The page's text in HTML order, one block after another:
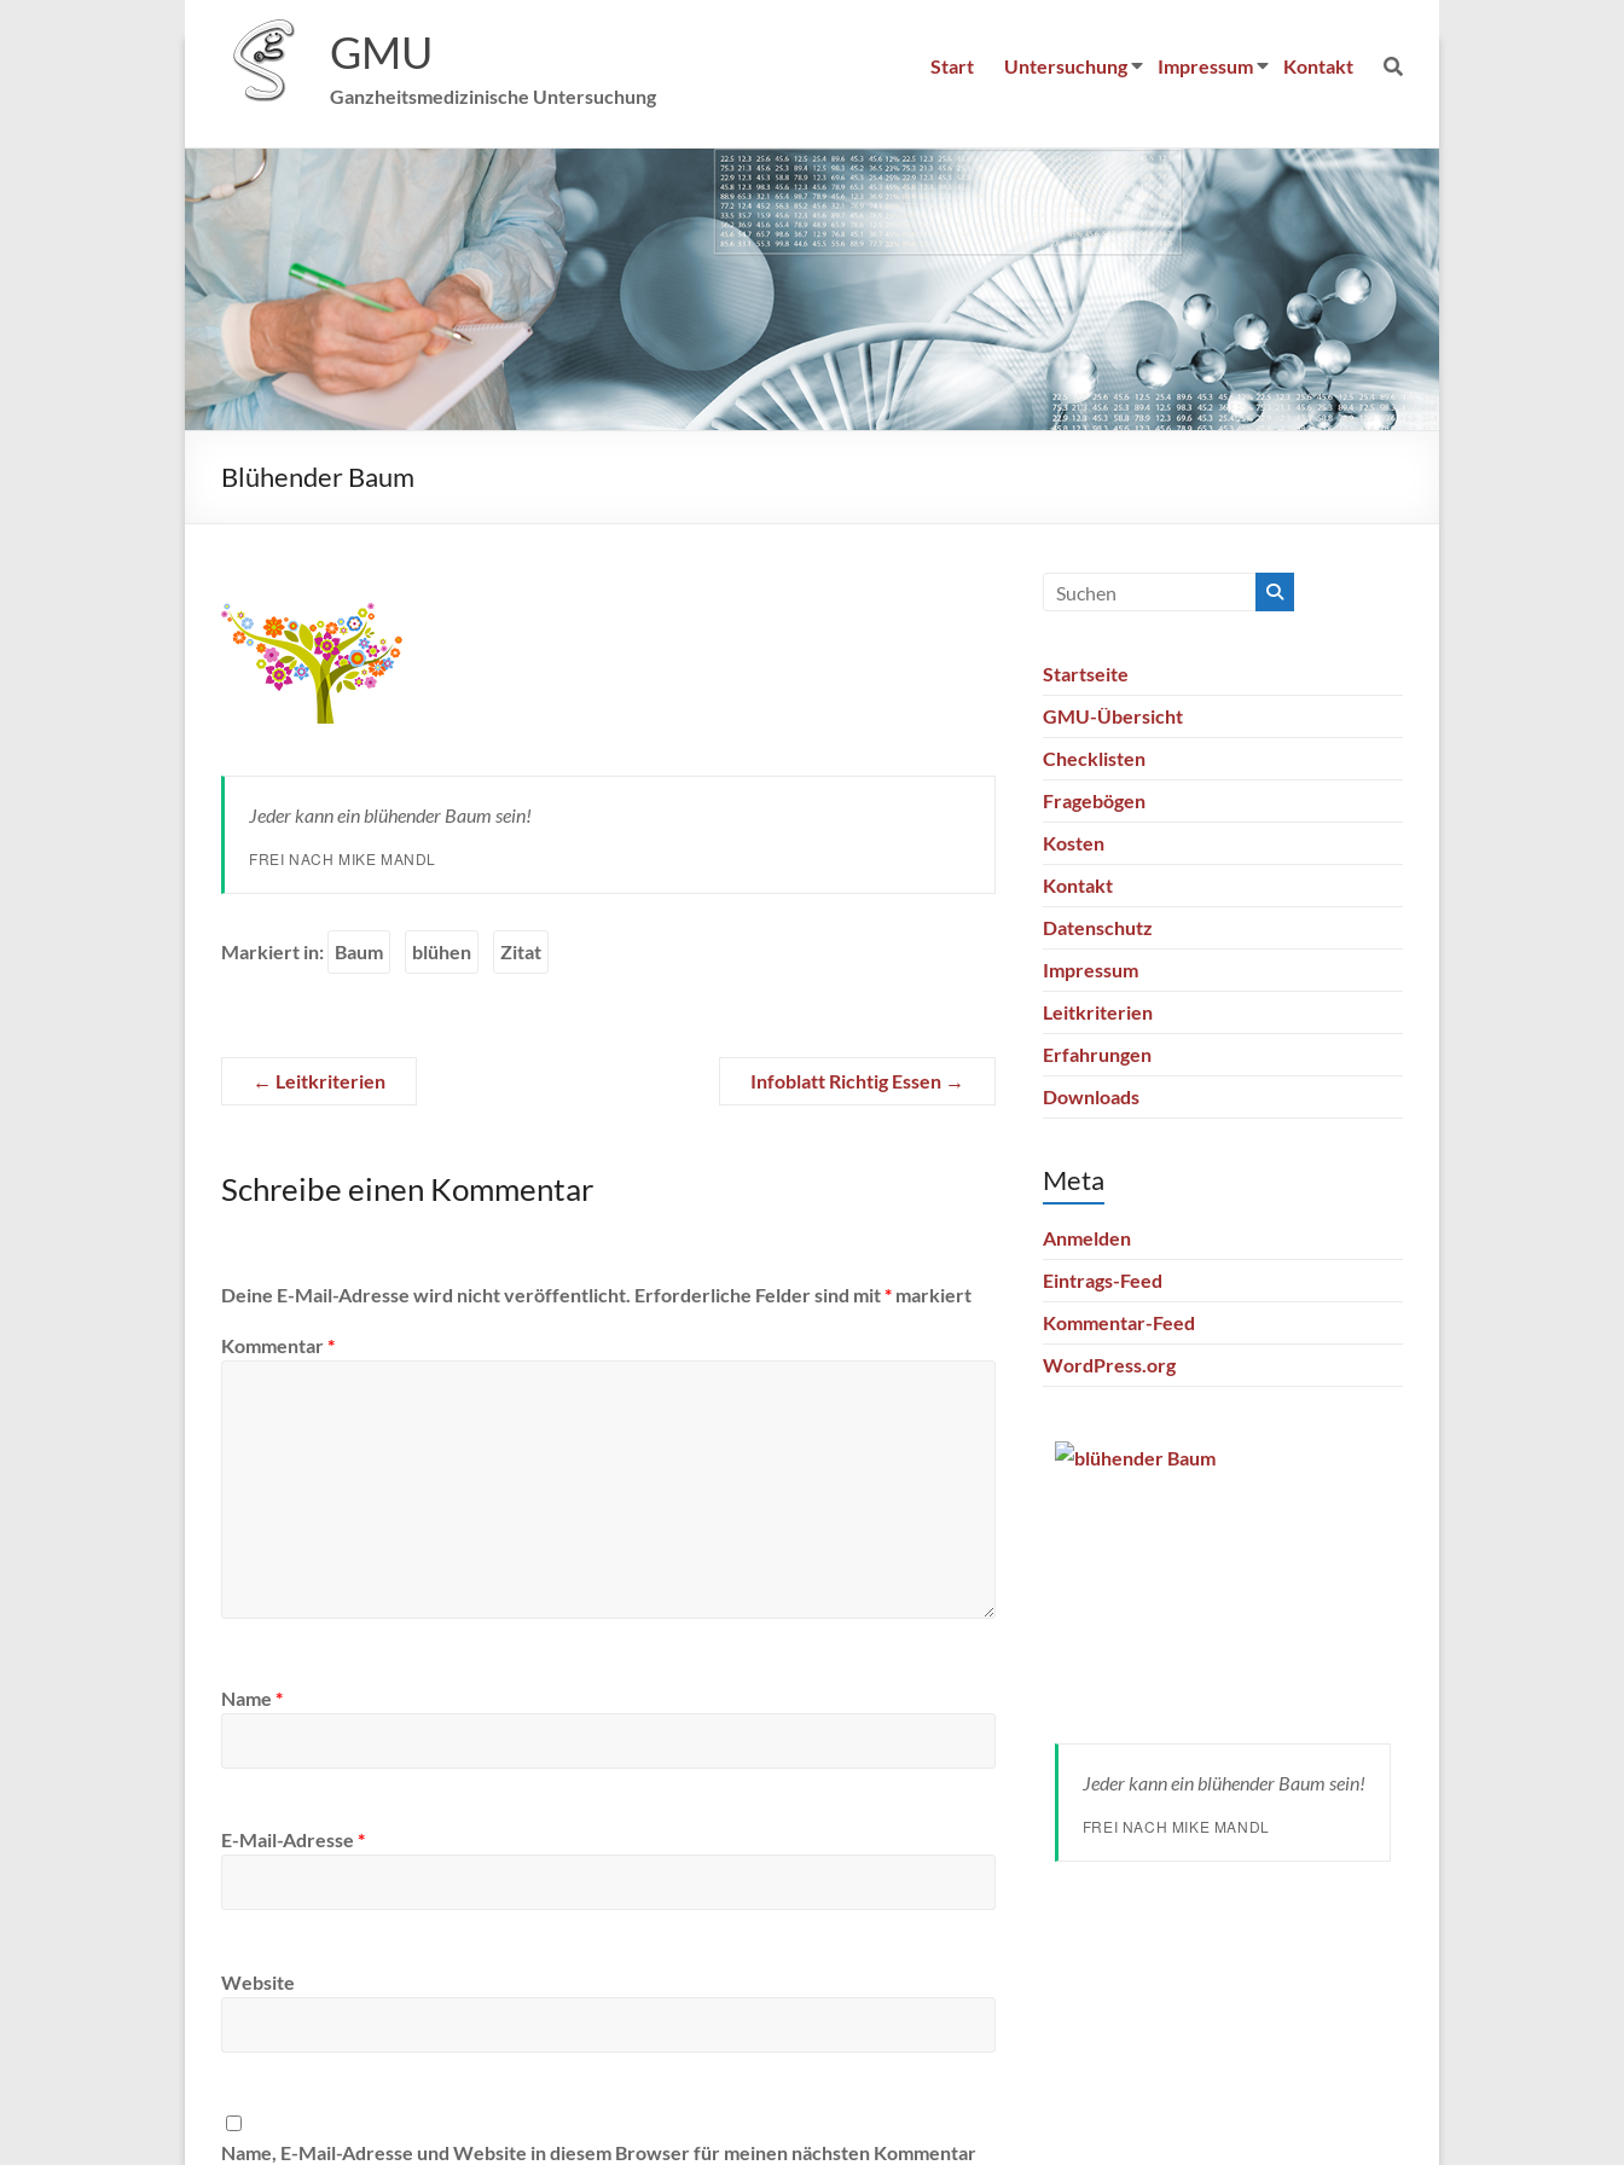
Praxis Dr. Nicolai Schreck~ Speckweg 22 ~ 68305 Mannheim :::
GMU
Ganzheitsmedizinische Untersuchung
Start Untersuchung Impressum Kontakt
Blühender Baum
Jeder kann ein blühender Baum sein!
FREI NACH MIKE MANDL
Markiert in: Baum blühen Zitat
← Leitkriterien Infoblatt Richtig Essen →
Schreibe einen Kommentar
Deine E-Mail-Adresse wird nicht veröffentlicht. Erforderliche Felder sind mit* markiert
Kommentar*
Name *
E-Mail-Adresse *
Website
Name, E-Mail-Adresse und Website in diesem Browser für meinen nächsten Kommentar
Startseite
GMU-Übersicht
Checklisten
Fragebögen
Kosten
Kontakt
Datenschutz
Impressum
Leitkriterien
Erfahrungen
Downloads
Meta
Anmelden
Eintrags-Feed
Kommentar-Feed
WordPress.org
Jeder kann ein blühender Baum sein!
FREI NACH MIKE MANDL